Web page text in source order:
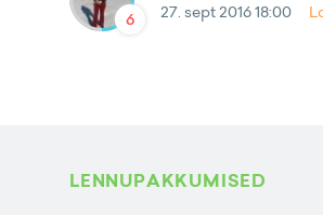
6 27. sept 2016 18:00
LENNUPAKKUMISED